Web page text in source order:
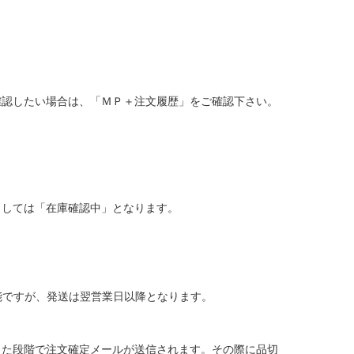
たい場合は、「ＭＰ＋注文履歴」をご確認下さい。
ては「在庫確認中」となります。
すが、発送は翌営業日以降となります。
階で注文確定メールが送信されます。その際に品切